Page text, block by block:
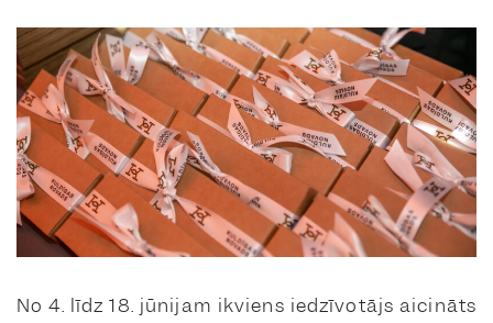
No 4. līdz 18. jūnijam ikviens iedzīvotājs aicināts